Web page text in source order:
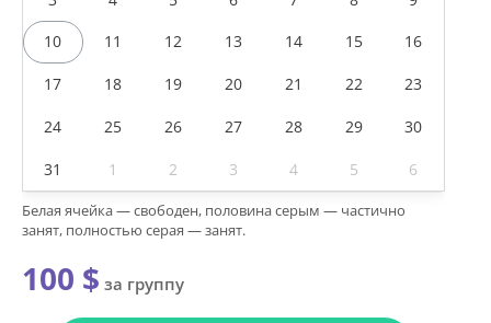
10 11 12 13 14 15 16
17 18 19 20 21 22 23
24 25 26 27 28 29 30
31 1 2 3 4 5 6
Белая ячейка — свободен, половина серым — частично
занят, полностью серая — занят.
100 $ за группу